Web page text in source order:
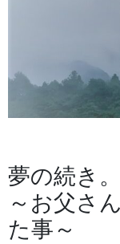
夢の続き。
～お父さ
た事～